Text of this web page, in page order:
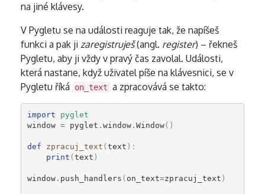
na jiné klávesy.
V Pygletu se na události reaguje tak, že napíšeš
funkci a pak ji zaregistruješ(angl. register) – řekneš
Pygletu, aby ji vždy v pravý čas zavolal. Události,
která nastane, když uživatel píše na klávesnici, se v
Pygletu říká
on_text a zpracovává se takto:
import
pyglet
window = pyglet . window. Window()
def zpracuj_text (text ):
print (text )
window. push_handlers ( on_text=zpracuj_text )